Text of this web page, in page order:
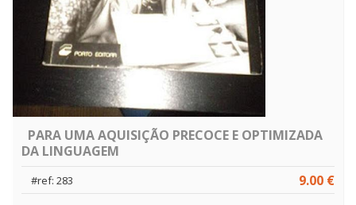
PARA UMA AQUISIÇÃO PRECOCE E OPTIMIZADA
DA LINGUAGEM
9.00 €
#ref: 283